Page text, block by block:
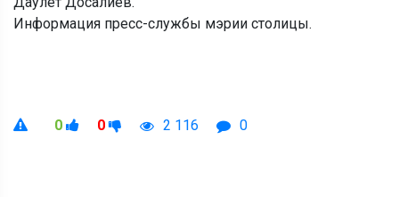
Информация пресс-службы мэрии столицы.
0 0 2 116 0